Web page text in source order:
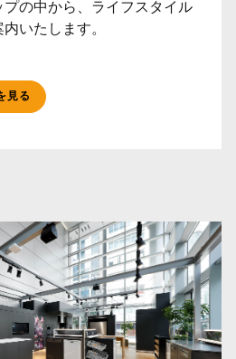
の中から、ライフスタイル
いたします。
見る